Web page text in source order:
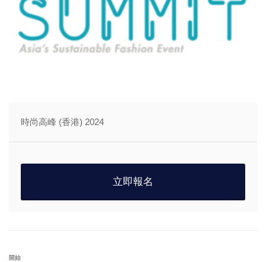
時尚高峰 (香港) 2024
立即報名
開始